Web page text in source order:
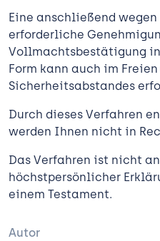
Kanzlei
Eine anschließend
erforderliche
Vollmachtsbestätigung
Form kann auch im
Sicherheitsabstandes
Durch dieses Verfahren
werden Ihnen nicht in
Das Verfahren ist nicht
höchstpersönlicher
einem Testament.
Autor